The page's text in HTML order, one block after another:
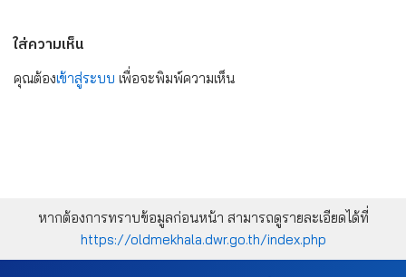
ใส่ความเห็น
คุณต้องเข้าสู่ระบบ เพื่อจะพิมพ์ความเห็น
หากต้องการทราบข้อมูลก่อนหน้า สามารถดูรายละเอียดได้ที่
https://oldmekhala.dwr.go.th/index.php